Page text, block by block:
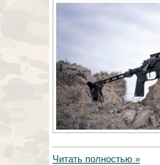
Читать полностью »